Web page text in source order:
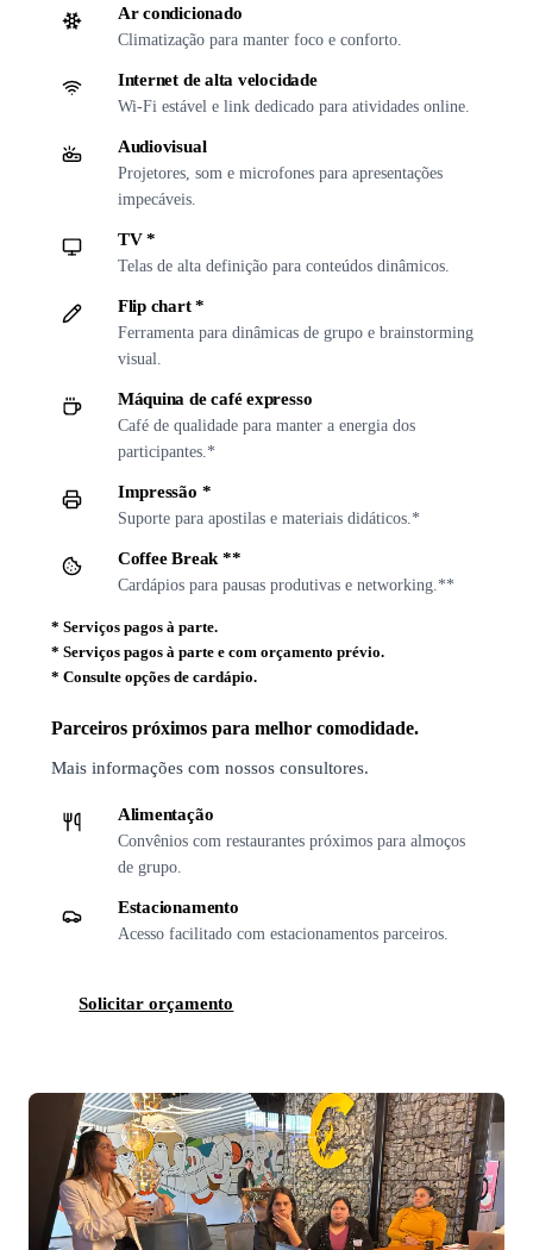
Ar condicionado
Climatização para manter foco e conforto.
Internet de alta velocidade
Wi-Fi estável e link dedicado para atividades online.
Audiovisual
Projetores, som e microfones para apresentações
impecáveis.
TV *
Telas de alta definição para conteúdos dinâmicos.
Flip chart *
Ferramenta para dinâmicas de grupo e brainstorming
visual.
Máquina de café expresso
Café de qualidade para manter a energia dos
participantes.*
Impressão *
Suporte para apostilas e materiais didáticos.*
Coffee Break **
Cardápios para pausas produtivas e networking.**
*Serviços pagos à parte.
*Serviços pagos à parte e com orçamento prévio.
*Consulte opções de cardápio.
Parceiros próximos para melhor comodidade.
Mais informações com nossos consultores.
Alimentação
Convênios com restaurantes próximos para almoços
de grupo.
Estacionamento
Acesso facilitado com estacionamentos parceiros.
Solicitar orçamento